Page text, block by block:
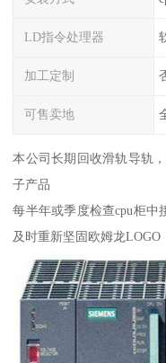
LD指令处理器
加工定制
可售卖地
本公司长期回收滑轨导轨
子产品
每半年或季度检查cpu柜
及时重新坚固欧姆龙LOGO